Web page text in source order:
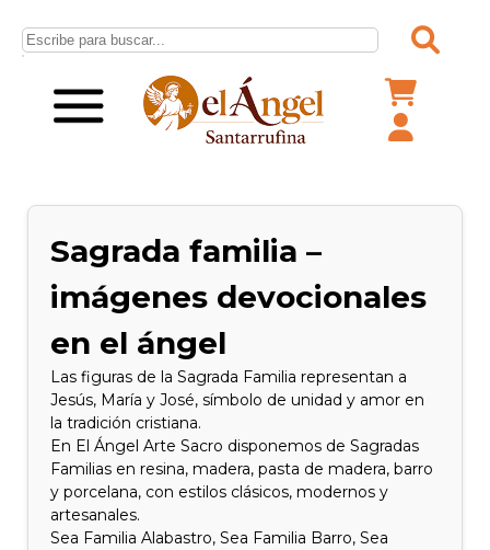
Sagrada familia –
imágenes devocionales
en el ángel
Las figuras de la Sagrada Familia representan a
Jesús, María y José, símbolo de unidad y amor en
la tradición cristiana.
En El Ángel Arte Sacro disponemos de Sagradas
Familias en resina, madera, pasta de madera, barro
y porcelana, con estilos clásicos, modernos y
artesanales.
Sea Familia Alabastro, Sea Familia Barro, Sea